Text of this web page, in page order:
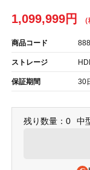
1,099,999円
商品コード
ストレージ
保証期間 30
残り数量：0 中